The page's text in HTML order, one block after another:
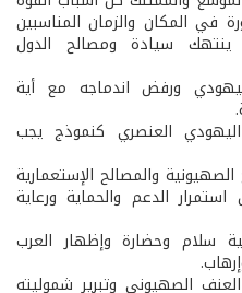
في المكان والزمان المناسبين
سيادة ومصالح الدول
ورفض اندماجه مع أية
العنصري كنموذج يجب
والمصالح الإستعمارية
الدعم والحماية ورعاية
سلام وحضارة وإظهار العرب
الصهيوني وتبرير شموليته